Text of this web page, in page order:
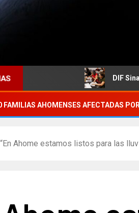
DIF Sinaloa
FAMILIAS AHOMENSES AFECTADAS
“En Ahome estamos listos para las